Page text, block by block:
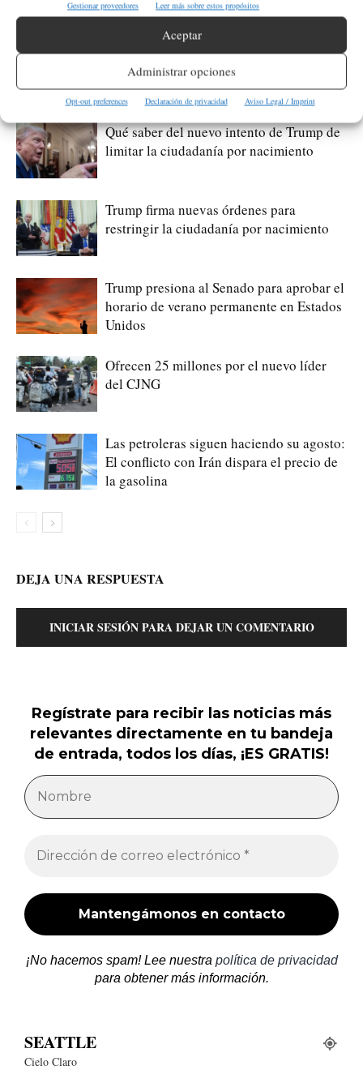
Gestionar proveedores Leer más sobre estos propósitos
Aceptar
Administrar opciones
Opt-out preferences Declaración de privacidad Aviso Legal / Imprint
Artículos relacionados Más del autor
Hunter Biden habla del cáncer de su
padre que avanzó hasta los huesos
Qué saber del nuevo intento de Trump de
limitar la ciudadanía por nacimiento
Trump firma nuevas órdenes para
restringir la ciudadanía por nacimiento
Trump presiona al Senado para aprobar el
horario de verano permanente en Estados
Unidos
Ofrecen 25 millones por el nuevo líder
del CJNG
Las petroleras siguen haciendo su agosto:
El conflicto con Irán dispara el precio de
la gasolina
DEJA UNA RESPUESTA
INICIAR SESIÓN PARA DEJAR UN COMENTARIO
Regístrate para recibir las noticias más
relevantes directamente en tu bandeja
de entrada, todos los días, ¡ES GRATIS!
¡No hacemos spam! Lee nuestra política de privacidad
para obtener más información.
SEATTLE
Cielo Claro